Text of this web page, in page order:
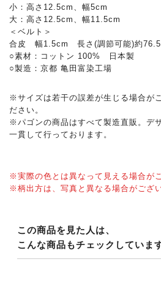
小：高さ12.5cm、幅5cm
大：高さ12.5cm、幅11.5cm
＜ベルト＞
合皮 幅1.5cm 長さ(調節可能)約76.5
○素材：コットン 100% 日本製
○製造：京都 亀田富染工場
※サイズは若干の誤差が生じる場合が
ださい。
※パゴンの商品はすべて製造直販。デ
一貫して行っております。
※実際の色とは異なって見える場合が
※柄出方は、写真と異なる場合がござ
この商品を見た人は、
こんな商品もチェックしています